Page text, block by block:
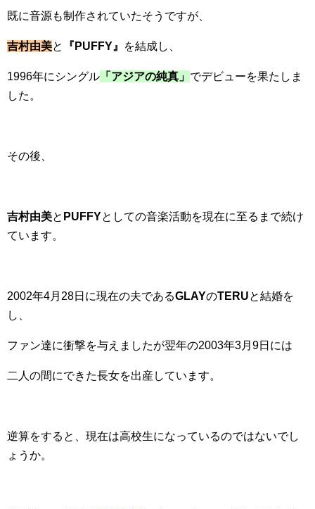
既に音源も制作されていたそうですが、
吉村由美と 『PUFFY』 を結成し、
1996年にシングル 「アジアの純真」 でデビューを果たしま
した。
その後、
吉村由美と PUFFYとしての音楽活動を現在に至るまで続け
ています。
2002年4月28日に現在の夫であるGLAYのTERUと結婚を
し、
ファン達に衝撃を与えましたが翌年の2003年3月9日には
二人の間にできた長女を出産しています。
逆算をすると、現在は高校生になっているのではないでし
ょうか。